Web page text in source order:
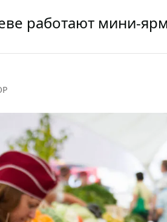
работают мини-